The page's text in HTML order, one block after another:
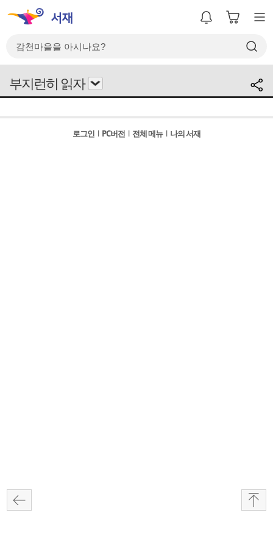
부지런히 읽자
로그인 l PC버전 l 전체 메뉴 l 나의 서재